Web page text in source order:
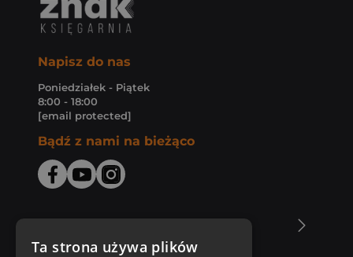
Napisz do nas
Poniedziałek - Piątek
8:00 - 18:00
[email protected]
Bądź z nami na bieżąco
Ta strona używa plików